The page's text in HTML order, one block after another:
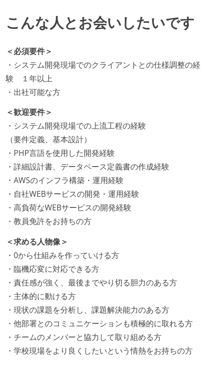
こんな人とお会いしたいです
＜必須要件＞
・システム開発現場でのクライアントとの仕様調整の経
験 １年以上
・出社可能な方
＜歓迎要件＞
・システム開発現場での上流工程の経験
（要件定義、基本設計）
・PHP言語を使用した開発経験
・詳細設計書、データベース定義書の作成経験
・AWSのインフラ構築・運用経験
・自社WEBサービスの開発・運用経験
・高負荷なWEBサービスの開発経験
・教員免許をお持ちの方
＜求める人物像＞
・0から仕組みを作っていける方
・臨機応変に対応できる方
・責任感が強く、最後までやり切る胆力のある方
・主体的に動ける方
・現状の課題を分析し、課題解決能力のある方
・他部署とのコミュニケーションも積極的に取れる方
・チームのメンバーと協力して取り組める方
・学校現場をより良くしたいという情熱をお持ちの方